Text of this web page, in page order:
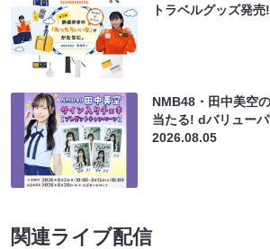
トラベルグッズ発
NMB48・田中美空
当たる! dバリュー
2026.08.05
関連ライブ配信